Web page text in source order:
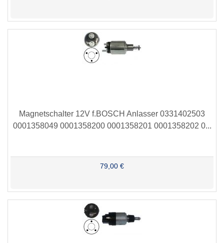
Magnetschalter 12V f.BOSCH Anlasser 0331402503
0001358049 0001358200 0001358201 0001358202 0...
79,00 €